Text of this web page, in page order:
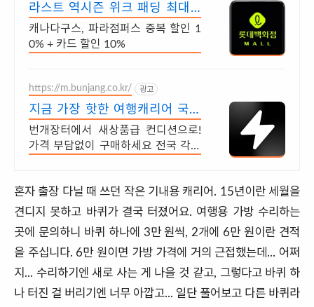
라스트 역시즌 위크 패딩 최대 7
4% 할인
캐나다구스, 파라점퍼스 중복 할인 1
0% + 카드 할인 10%
https://m.bunjang.co.kr/ 광고
지금 가장 핫한 여행캐리어 국내
최대 브랜드 중고거래
번개장터에서 새상품급 컨디션으로!
가격 부담없이 구매하세요 전국 각지
혼자 출장 다닐 때 쓰던 작은 기내용 캐리어. 15년이란 세월을
견디지 못하고 바퀴가 결국 터졌어요. 여행용 가방 수리하는
곳에 문의하니 바퀴 하나에 3만 원씩, 2개에 6만 원이란 견적
을 주십니다. 6만 원이면 가방 가격에 거의 근접했는데... 어쩌
지... 수리하기엔 새로 사는 게 나을 것 같고, 그렇다고 바퀴 하
나 터진 걸 버리기엔 너무 아깝고... 일단 풀어보고 다른 바퀴라